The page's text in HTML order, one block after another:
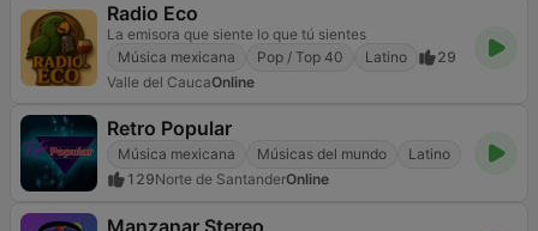
Radio Eco
La emisora que siente lo que tú sientes
Música mexicana
Pop / Top 40 Latino
29
Valle del CaucaOnline
Retro Popular
Música mexicana Músicas del mundo
Latino
129Norte de SantanderOnline
Manzanar Stereo